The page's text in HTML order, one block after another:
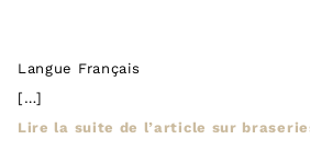
Langue Français
[…]
Lire la suite de l’article sur